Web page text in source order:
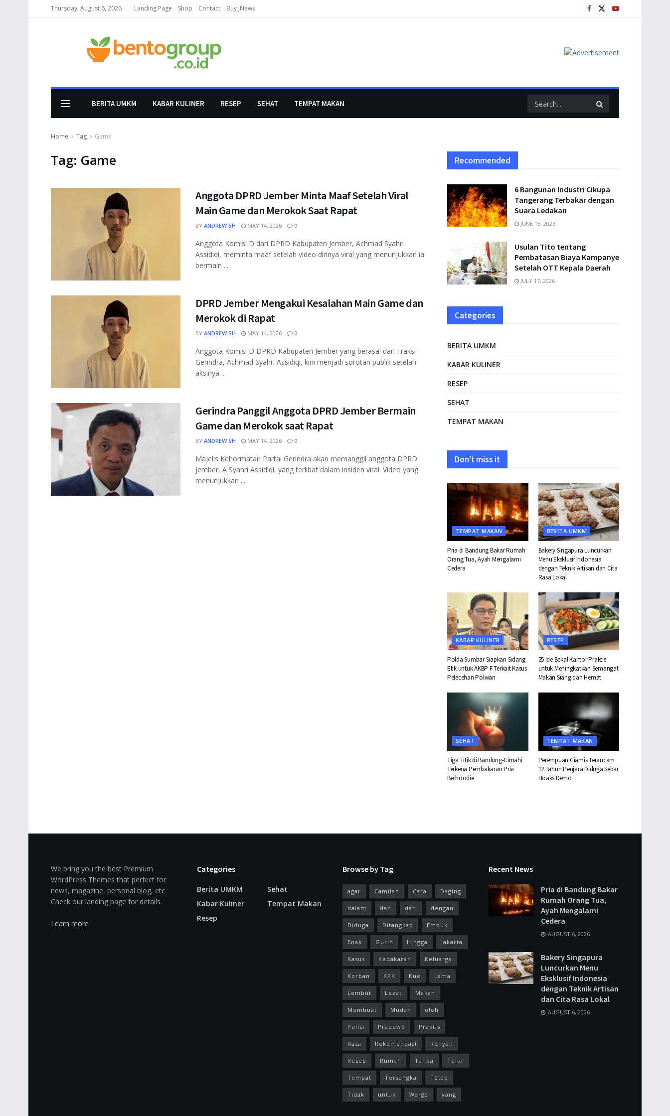
Thursday, August 6, 2026 Landing Page Shop Contact Buy JNews
BERITA UMKM KABAR KULINER RESEP SEHAT TEMPAT MAKAN
Home Tag Game
Tag: Game
Anggota DPRD Jember Minta Maaf Setelah Viral
Main Game dan Merokok Saat Rapat
BY ANDREW SH MAY 14, 2026 0
Anggota Komisi D dari DPRD Kabupaten Jember, Achmad Syahri
Assidiqi, meminta maaf setelah video dirinya viral yang menunjukkan ia
bermain ...
DPRD Jember Mengakui Kesalahan Main Game dan
Merokok di Rapat
BY ANDREW SH MAY 14, 2026 0
Anggota Komisi D DPRD Kabupaten Jember yang berasal dari Fraksi
Gerindra, Achmad Syahri Assidiqi, kini menjadi sorotan publik setelah
aksinya ...
Gerindra Panggil Anggota DPRD Jember Bermain
Game dan Merokok saat Rapat
BY ANDREW SH MAY 14, 2026 0
Majelis Kehormatan Partai Gerindra akan memanggil anggota DPRD
Jember, A Syahri Assidiqi, yang terlibat dalam insiden viral. Video yang
menunjukkan ...
Recommended
6 Bangunan Industri Cikupa
Tangerang Terbakar dengan
Suara Ledakan
JUNE 15, 2026
Usulan Tito tentang
Pembatasan Biaya Kampanye
Setelah OTT Kepala Daerah
JULY 17, 2026
Categories
BERITA UMKM
KABAR KULINER
RESEP
SEHAT
TEMPAT MAKAN
Don't miss it
TEMPAT MAKAN
Pria di Bandung Bakar Rumah
Orang Tua, Ayah Mengalami
Cedera
BERITA UMKM
Bakery Singapura Luncurkan
Menu Eksklusif Indonesia
dengan Teknik Artisan dan Cita
Rasa Lokal
KABAR KULINER
Polda Sumbar Siapkan Sidang
Etik untuk AKBP F Terkait Kasus
Pelecehan Polwan
RESEP
25 Ide Bekal Kantor Praktis
untuk Meningkatkan Semangat
Makan Siang dan Hemat
SEHAT
Tiga Titik di Bandung-Cimahi
Terkena Pembakaran Pria
Berhoodie
TEMPAT MAKAN
Perempuan Ciamis Terancam
12 Tahun Penjara Diduga Sebar
Hoaks Demo
We bring you the best Premium
WordPress Themes that perfect for
news, magazine, personal blog, etc.
Check our landing page for details.
Learn more
Categories
Berita UMKM
Kabar Kuliner
Resep
Sehat
Tempat Makan
Browse by Tag
agar Camilan Cara Daging
dalam dan dari dengan
Diduga Ditangkap Empuk
Enak Gurih Hingga Jakarta
Kasus Kebakaran Keluarga
Korban KPK Kue Lama
Lembut Lezat Makan
Membuat Mudah oleh
Polisi Prabowo Praktis
Rasa Rekomendasi Renyah
Resep Rumah Tanpa Telur
Tempat Tersangka Tetap
Tidak untuk Warga yang
Recent News
Pria di Bandung Bakar
Rumah Orang Tua,
Ayah Mengalami
Cedera
AUGUST 6, 2026
Bakery Singapura
Luncurkan Menu
Eksklusif Indonesia
dengan Teknik Artisan
dan Cita Rasa Lokal
AUGUST 6, 2026